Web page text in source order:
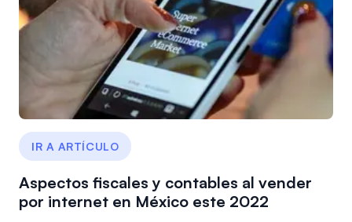
IR A ARTÍCULO
Aspectos fiscales y contables al vender
por internet en México este 2022